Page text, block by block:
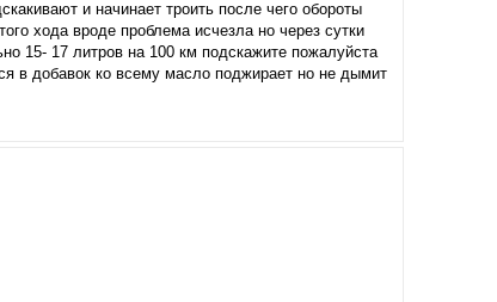
и начинает троить после чего обороты
хода вроде проблема исчезла но через сутки
15- 17 литров на 100 км подскажите пожалуйста
в добавок ко всему масло поджирает но не дымит